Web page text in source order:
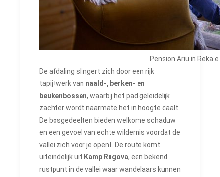
Pension Ariu in Reka
De afdaling slingert zich door een rijk
tapijtwerk van naald-, berken- en
beukenbossen, waarbij het pad geleidelijk
zachter wordt naarmate het in hoogte daalt.
De bosgedeelten bieden welkome schaduw
en een gevoel van echte wildernis voordat de
vallei zich voor je opent. De route komt
uiteindelijk uit Kamp Rugova, een bekend
rustpunt in de vallei waar wandelaars kunnen